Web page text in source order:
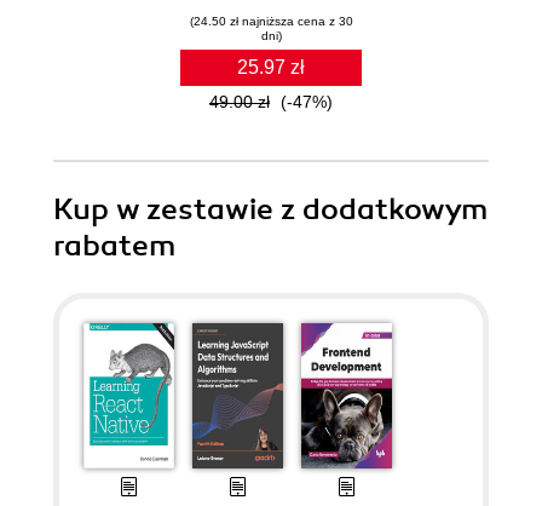
(24.50 zł najniższa cena z 30
dni)
25.97 zł
49.00 zł (-47%)
Kup w zestawie z dodatkowym
rabatem